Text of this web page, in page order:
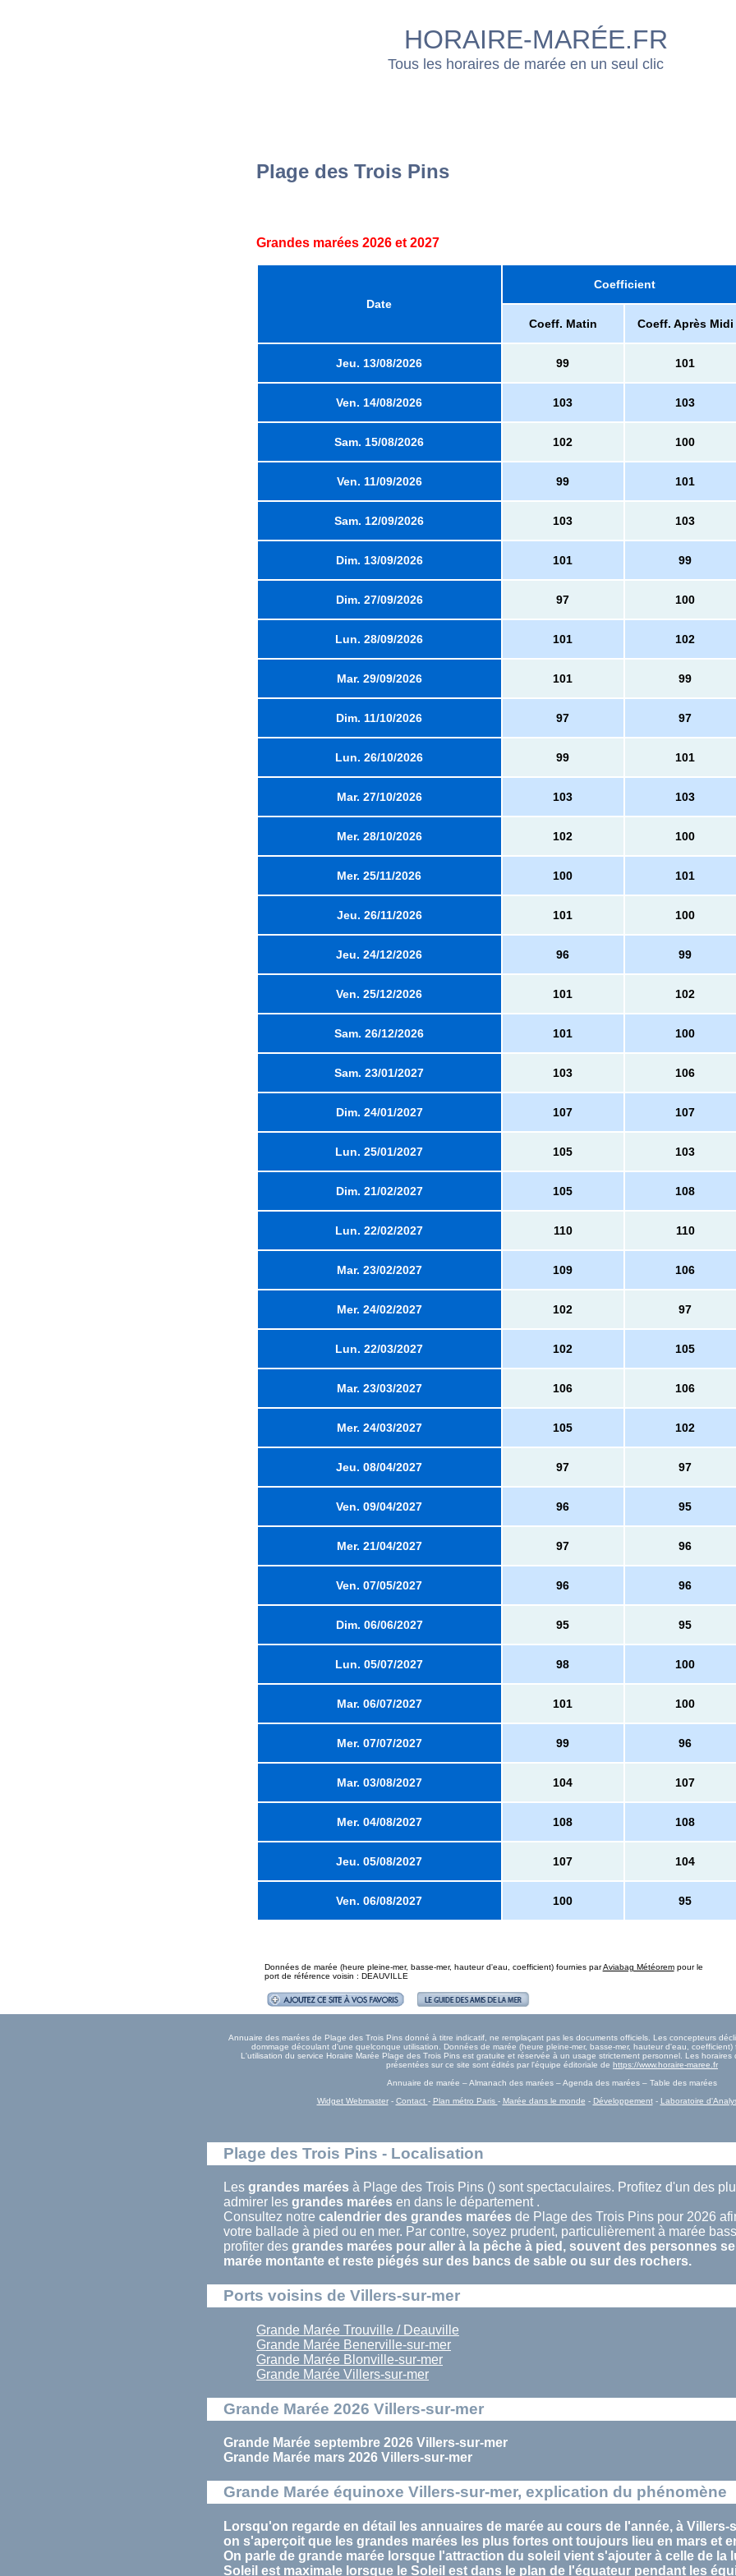
HORAIRE-MARÉE.FR
Tous les horaires de marée en un seul clic
Plage des Trois Pins
Grandes marées 2026 et 2027
Date
Coefficient
Coeff. Matin Coeff. Après Midi
Jeu. 13/08/2026 99 101
Ven. 14/08/2026 103 103
Sam. 15/08/2026 102 100
Ven. 11/09/2026 99 101
Sam. 12/09/2026 103 103
Dim. 13/09/2026 101 99
Dim. 27/09/2026 97 100
Lun. 28/09/2026 101 102
Mar. 29/09/2026 101 99
Dim. 11/10/2026 97 97
Lun. 26/10/2026 99 101
Mar. 27/10/2026 103 103
Mer. 28/10/2026 102 100
Mer. 25/11/2026 100 101
Jeu. 26/11/2026 101 100
Jeu. 24/12/2026 96 99
Ven. 25/12/2026 101 102
Sam. 26/12/2026 101 100
Sam. 23/01/2027 103 106
Dim. 24/01/2027 107 107
Lun. 25/01/2027 105 103
Dim. 21/02/2027 105 108
Lun. 22/02/2027 110 110
Mar. 23/02/2027 109 106
Mer. 24/02/2027 102 97
Lun. 22/03/2027 102 105
Mar. 23/03/2027 106 106
Mer. 24/03/2027 105 102
Jeu. 08/04/2027 97 97
Ven. 09/04/2027 96 95
Mer. 21/04/2027 97 96
Ven. 07/05/2027 96 96
Dim. 06/06/2027 95 95
Lun. 05/07/2027 98 100
Mar. 06/07/2027 101 100
Mer. 07/07/2027 99 96
Mar. 03/08/2027 104 107
Mer. 04/08/2027 108 108
Jeu. 05/08/2027 107 104
Ven. 06/08/2027 100 95
Données de marée (heure pleine-mer, basse-mer, hauteur d'eau, coefficient) fournies parAviabag Météorempour le
port de référence voisin : DEAUVILLE
Annuaire des marées de Plage des Trois Pins donné à titre indicatif, ne remplaçant pas les documents officiels. Les concepteurs
dommage découlant d'une quelconque utilisation. Données de marée (heure pleine-mer, basse-mer, hauteur d'eau, coefficient)
L'utilisation du service Horaire Marée Plage des Trois Pins est gratuite et réservée à un usage strictement personnel. Les
présentées sur ce site sont édités par l'équipe éditoriale de https://www.horaire-maree.fr
Annuaire de marée – Almanach des marées – Agenda des marées – Table des marées
Widget Webmaster- Contact - Plan métro Paris - Marée dans le monde - Développement- Laboratoire
Plage des Trois Pins - Localisation
Les grandes marées à Plage des Trois Pins () sont spectaculaires. Profitez d'un des
admirer les grandes marées en dans le département .
Consultez notre calendrier des grandes marées de Plage des Trois Pins pour 2026
votre ballade à pied ou en mer. Par contre, soyez prudent, particulièrement à marée
profiter des grandes marées pour aller à la pêche à pied, souvent des personnes
marée montante et reste piégés sur des bancs de sable ou sur des rochers.
Ports voisins de Villers-sur-mer
Grande Marée Trouville / Deauville
Grande Marée Benerville-sur-mer
Grande Marée Blonville-sur-mer
Grande Marée Villers-sur-mer
Grande Marée 2026 Villers-sur-mer
Grande Marée septembre 2026 Villers-sur-mer
Grande Marée mars 2026 Villers-sur-mer
Grande Marée équinoxe Villers-sur-mer, explication du phénomène
Lorsqu'on regarde en détail les annuaires de marée au cours de l'année, à Villers-
on s'aperçoit que les grandes marées les plus fortes ont toujours lieu en mars et
On parle de grande marée lorsque l'attraction du soleil vient s'ajouter à celle de la
Soleil est maximale lorsque le Soleil est dans le plan de l'équateur pendant les